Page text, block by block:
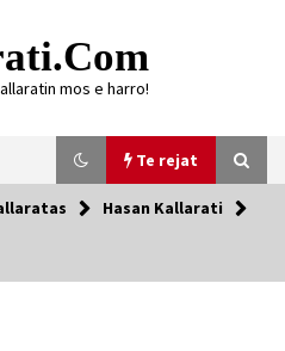
mos e harro!
Te rejat
Hasan Kallarati